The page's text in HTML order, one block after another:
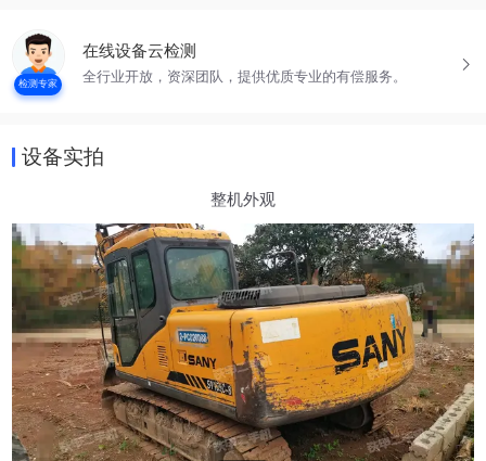
检测专家
在线设备云检测
全行业开放，资深团队，提供优质专业的有偿服务。
设备实拍
整机外观